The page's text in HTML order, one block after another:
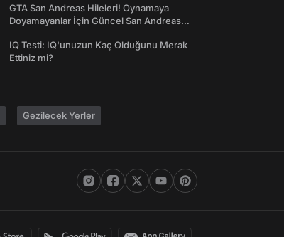
GTA San Andreas Hileleri! Oynamaya
Doyamayanlar İçin Güncel San Andreas
IQ Testi: IQ'unuzun Kaç Olduğunu Merak
Ettiniz mi?
Gezilecek Yerler